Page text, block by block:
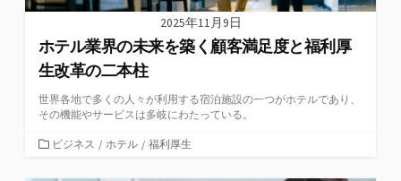
2025年11月9日
ホテル業界の未来を築く顧客満足度と福利厚
生改革の二本柱
世界各地で多くの人々が利用する宿泊施設の一つがホテルであり、
その機能やサービスは多岐にわたっている。
カ
ゴ
ビジネス / ホテル / 福利厚生